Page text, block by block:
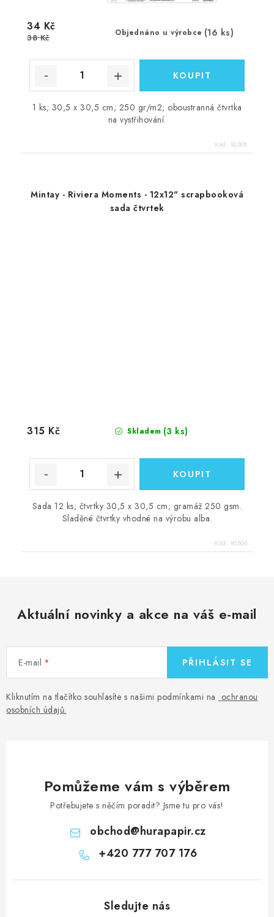
Objednáno u výrobce (16 ks)
34 Kč
38 Kč
1 ks; 30,5 x 30,5 cm; 250 gr/m2; oboustranná čtvrtka
na vystřihování.
Kód: 90508
Mintay - Riviera Moments - 12x12" scrapbooková
sada čtvrtek
Skladem (3 ks)
315 Kč
Sada 12 ks; čtvrtky 30,5 x 30,5 cm; gramáž 250 gsm.
Sladěné čtvrtky vhodné na výrobu alba.
Kód: 90506
Aktuální novinky a akce na váš e-mail
E-mail
Kliknutím na tlačítko souhlasíte s našimi podmínkami na ochranou
osobních údajů.
PŘIHLÁSIT SE
Pomůžeme vám s výběrem
Potřebujete s něčím poradit? Jsme tu pro vás!
obchod@hurapapir.cz
+420 777 707 176